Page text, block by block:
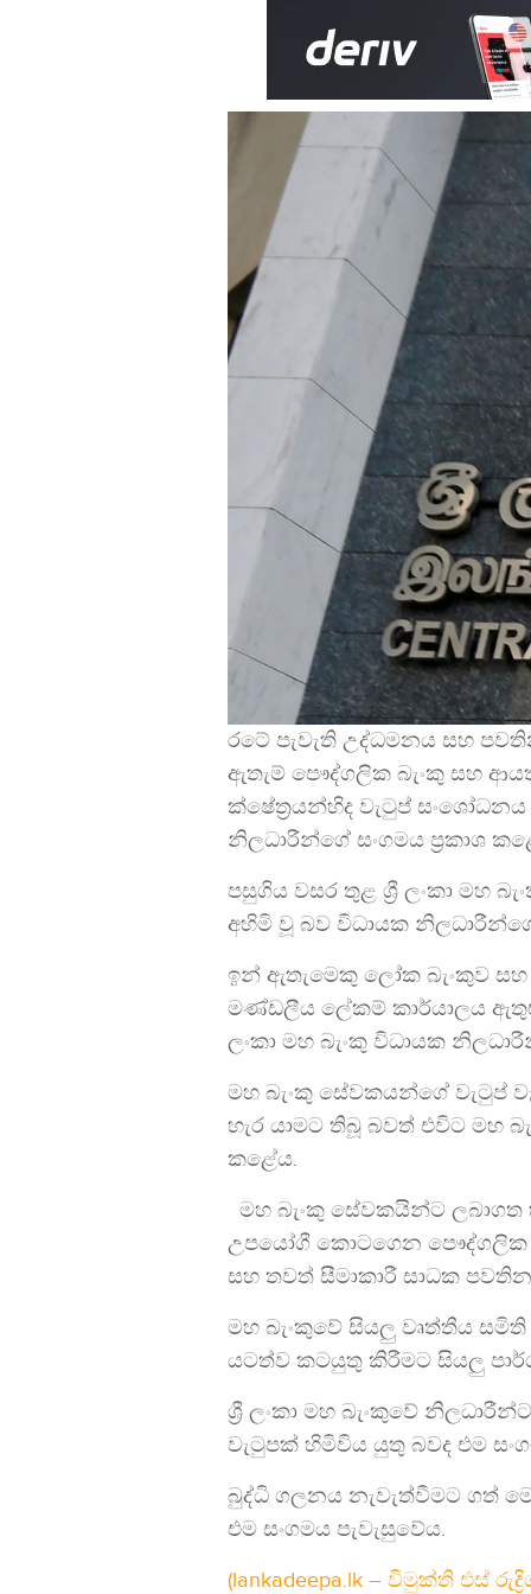
රටේ පැවැති උද්ධමනය සහ
ඇතැම් පෞද්ගලික බැංකු සහ
ක්ෂේත්‍රයන්හිද වැටුප් සංශෝධනය
නිලධාරීන්ගේ සංගමය ප්‍රකාශ
පසුගිය වසර තුළ ශ්‍රී ලංකා මහ
අහිමි වූ බව විධායක
ඉන් ඇතැමෙකු ලෝක බැංකුව සහ
මණ්ඩලීය ලේකම් කාර්යාලය
ලංකා මහ බැංකු විධායක
මහ බැංකු සේවකයන්ගේ වැටුප්
හැර යාමට තිබූ බවත් එවිට මහ
කළේය.
මහ බැංකු සේවකයින්ට ලබාගත
උපයෝගී කොටගෙන පෞද්ගලික
සහ තවත් සීමාකාරී සාධක
මහ බැංකුවේ සියලු වෘත්තීය
යටත්ව කටයුතු කිරීමට සියලු
ශ්‍රී ලංකා මහ බැංකුවේ
වැටුපක් හිමිවිය යුතු බවද එම
බුද්ධි ගලනය නැවැත්වීමට ගත්
එම සංගමය පැවැසුවේය.
(lankadeepa.lk – විමුක්ති එස්